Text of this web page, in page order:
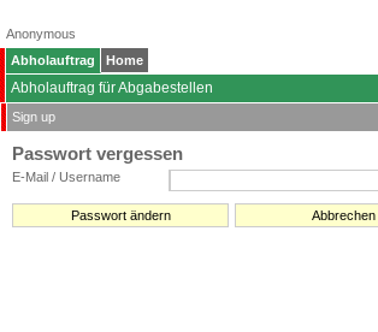
Anonymous
Abholauftrag
Home
Abholauftrag für Abgabestellen
Sign up
Passwort vergessen
E-Mail / Username